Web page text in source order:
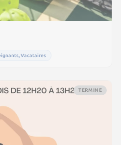
Vacataires
TERMINE